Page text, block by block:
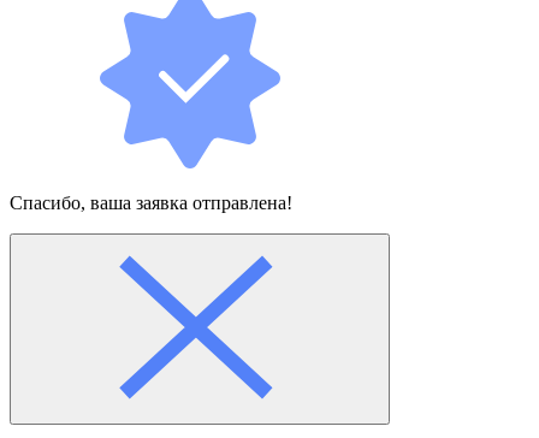
Спасибо, ваша заявка отправлена!